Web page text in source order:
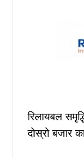
रिलायबल
दोस्रो बजार